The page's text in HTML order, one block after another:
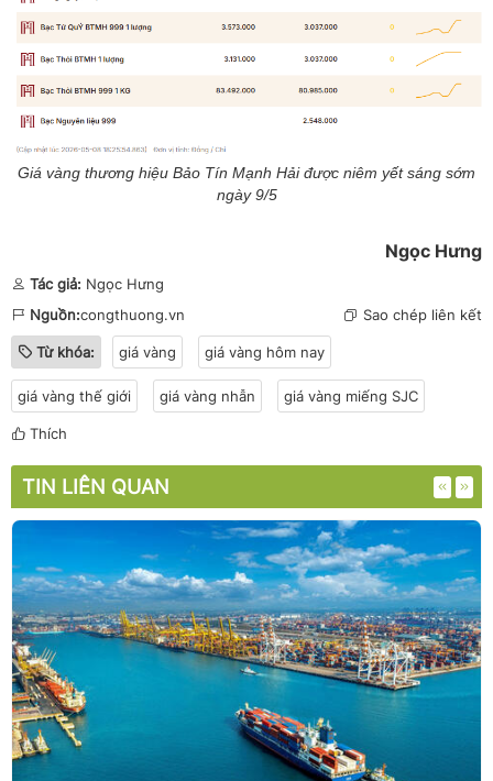
Giá vàng thương hiệu Bảo Tín Mạnh Hải được niêm yết sáng sớm
ngày 9/5
Ngọc Hưng
Tác giả: Ngọc Hưng
Nguồn:congthuong.vn Sao chép liên kết
Từ khóa: giá vàng giá vàng hôm nay
giá vàng thế giới giá vàng nhẫn giá vàng miếng SJC
Thích
TIN LIÊN QUAN